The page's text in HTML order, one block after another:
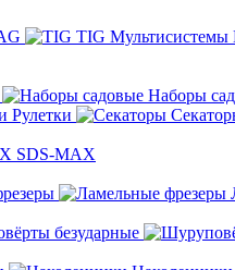
TIG
Наборы
Рулетки
SDS-MAX
безударные